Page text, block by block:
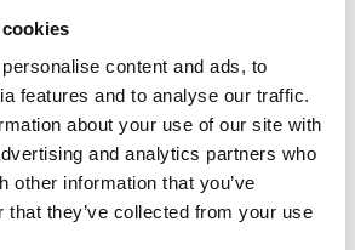
content and ads, to
features and to analyse our traffic.
about your use of our site with
and analytics partners who
other information that you’ve
that they’ve collected from your use
visning